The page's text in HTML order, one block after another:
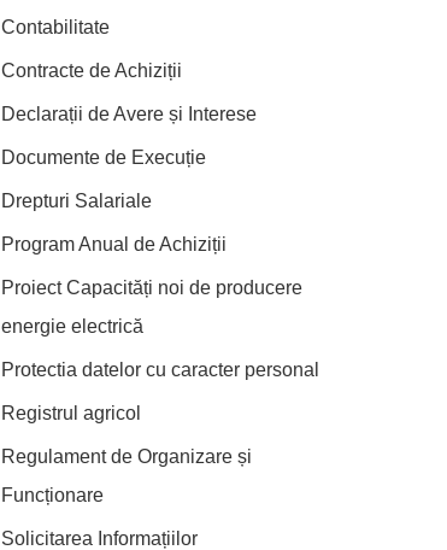
Contabilitate
Contracte de Achiziții
Declarații de Avere și Interese
Documente de Execuție
Drepturi Salariale
Program Anual de Achiziții
Proiect Capacități noi de producere
energie electrică
Protectia datelor cu caracter personal
Registrul agricol
Regulament de Organizare și
Funcționare
Solicitarea Informațiilor